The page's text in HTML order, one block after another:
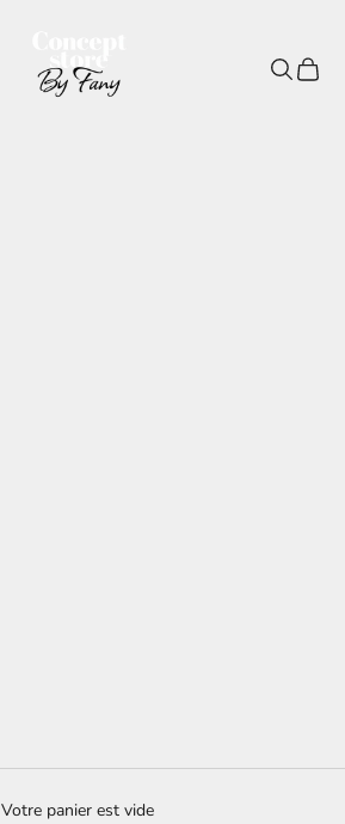
Recherche
Panier
Votre panier est vide